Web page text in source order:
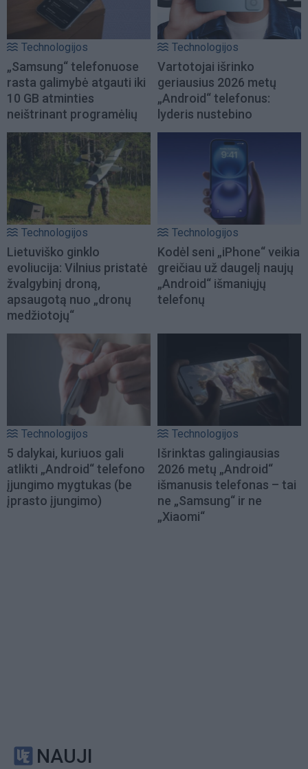
Technologijos
„Samsung“ telefonuose
rasta galimybė atgauti iki
10 GB atminties
neištrinant programėlių
Technologijos
Vartotojai išrinko
geriausius 2026 metų
„Android“ telefonus:
lyderis nustebino
Technologijos
Lietuviško ginklo
evoliucija: Vilnius pristatė
žvalgybinį droną,
apsaugotą nuo „dronų
medžiotojų“
Technologijos
Kodėl seni „iPhone“ veikia
greičiau už daugelį naujų
„Android“ išmaniųjų
telefonų
Technologijos
5 dalykai, kuriuos gali
atlikti „Android“ telefono
įjungimo mygtukas (be
įprasto įjungimo)
Technologijos
Išrinktas galingiausias
2026 metų „Android“
išmanusis telefonas – tai
ne „Samsung“ ir ne
„Xiaomi“
NAUJI